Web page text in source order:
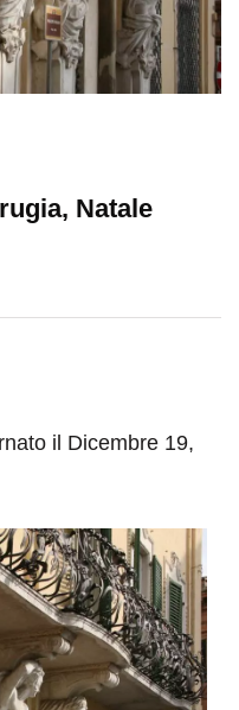
Natale
il Dicembre 19,